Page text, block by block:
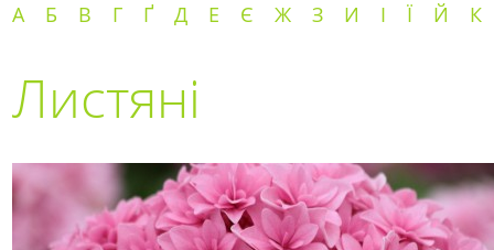
А
Б В Г Ґ Д Е Є Ж З И І Ї Й К
Листяні